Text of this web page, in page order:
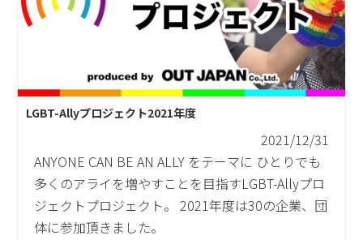
LGBT-Allyプロジェクト2021年度
2021/12/31
ANYONE CAN BE AN ALLY をテーマに ひとりでも
多くのアライを増やすことを目指すLGBT-Allyプロ
ジェクトプロジェクト。 2021年度は30の企業、団
体に参加頂きました。